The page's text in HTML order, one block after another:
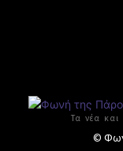
Τα νέα και
©